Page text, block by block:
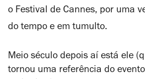
o Festival de Cannes, por uma
do tempo e em tumulto.
Meio século depois aí está ele
tornou uma referência do